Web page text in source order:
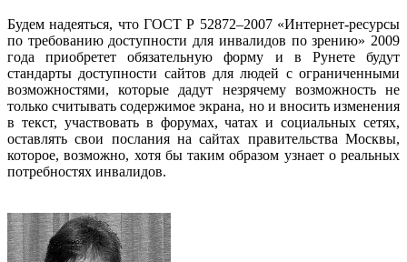
Будем надеяться, что ГОСТ Р 52872–2007 «Интернет-ресурсы
по требованию доступности для инвалидов по зрению» 2009
года приобретет обязательную форму и в Рунете будут
стандарты доступности сайтов для людей с ограниченными
возможностями, которые дадут незрячему возможность не
только считывать содержимое экрана, но и вносить изменения
в текст, участвовать в форумах, чатах и социальных сетях,
оставлять свои послания на сайтах правительства Москвы,
которое, возможно, хотя бы таким образом узнает о реальных
потребностях инвалидов.